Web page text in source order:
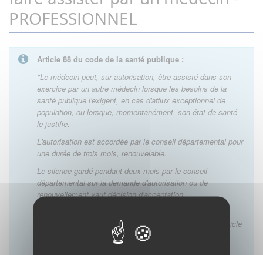
PROFESSIONNEL
Article 88 du code de la santé publique :
"Le médecin peut, sur autorisation, être assisté dans son
exercice par un autre médecin lorsque les besoins de la
santé publique l'exigent, en cas d'afflux exceptionnel de
population, ou lorsque, momentanément, son état de santé
le justifie.
L'autorisation est accordée par le conseil départemental pour
une durée de trois mois, renouvelable.
Le silence gardé pendant deux mois par le conseil
départemental sur la demande d'autorisation ou de
renouvellement vaut décision d'acceptation.
étudiant en médecine, dans les conditions prévues à l'article
du code de la santé publique